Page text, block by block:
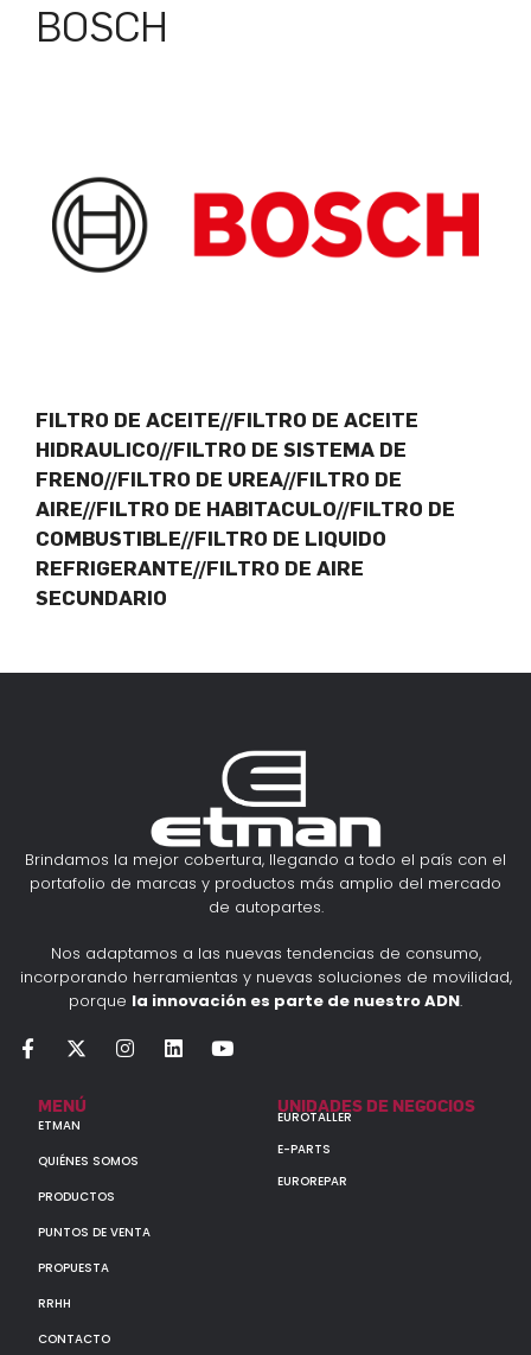
BOSCH
FILTRO DE ACEITE//FILTRO DE ACEITE
HIDRAULICO//FILTRO DE SISTEMA DE
FRENO//FILTRO DE UREA//FILTRO DE
AIRE//FILTRO DE HABITACULO//FILTRO DE
COMBUSTIBLE//FILTRO DE LIQUIDO
REFRIGERANTE//FILTRO DE AIRE
SECUNDARIO
Brindamos la mejor cobertura, llegando a todo el país con el
portafolio de marcas y productos más amplio del mercado
de autopartes.
Nos adaptamos a las nuevas tendencias de consumo,
incorporando herramientas y nuevas soluciones de movilidad,
porque la innovación es parte de nuestro ADN.
MENÚ
ETMAN
QUIÉNES SOMOS
PRODUCTOS
PUNTOS DE VENTA
PROPUESTA
RRHH
CONTACTO
UNIDADES DE NEGOCIOS
EUROTALLER
E-PARTS
EUROREPAR